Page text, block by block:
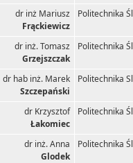
dr inż Mariusz
Frąckiewicz
Politechnika
dr inż. Tomasz
Grzejszczak
Politechnika
dr hab inż. Marek
Szczepański
Politechnika
dr Krzysztof
Łakomiec
Politechnika
dr inż. Anna
Glodek
Politechnika